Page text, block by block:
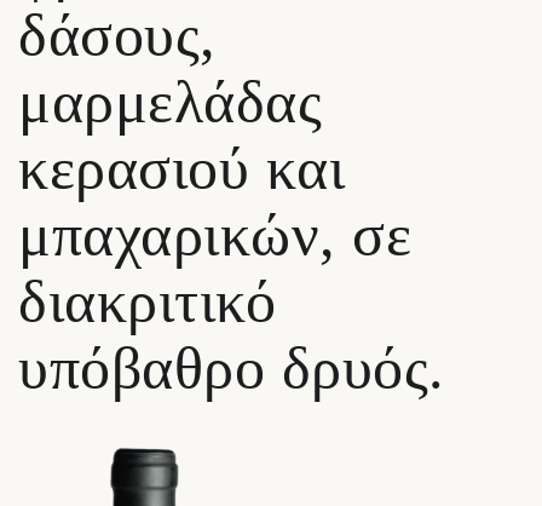
δάσους,
μαρμελάδας
κερασιού και
μπαχαρικών, σε
διακριτικό
υπόβαθρο δρυός.